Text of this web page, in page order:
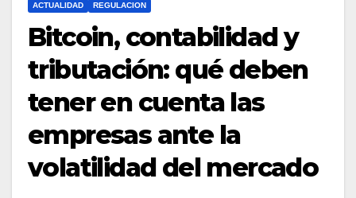
ACTUALIDAD REGULACION
Bitcoin, contabilidad y
tributación: qué deben
tener en cuenta las
empresas ante la
volatilidad del mercado